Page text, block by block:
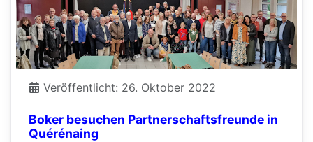
Boker besuchen Partnerschafts­freunde in
Quérénaing
Veröffentlicht: 26. Oktober 2022